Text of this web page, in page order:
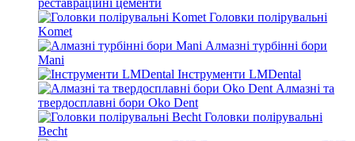
реставраційні цементи
Головки полірувальні
Komet
Алмазні турбінні бори
Mani
Інструменти LMDental
Алмазні та
твердосплавні бори Oko Dent
Головки полірувальні
Becht